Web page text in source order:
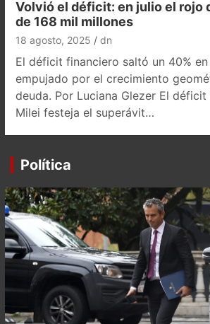
Volvió el déficit: en julio el rojo
de 168 mil millones
18 agosto, 2025 dn
El déficit financiero saltó un 40%
empujado por el crecimiento
deuda. Por Luciana Glezer El
Milei festeja el superávit…
Política